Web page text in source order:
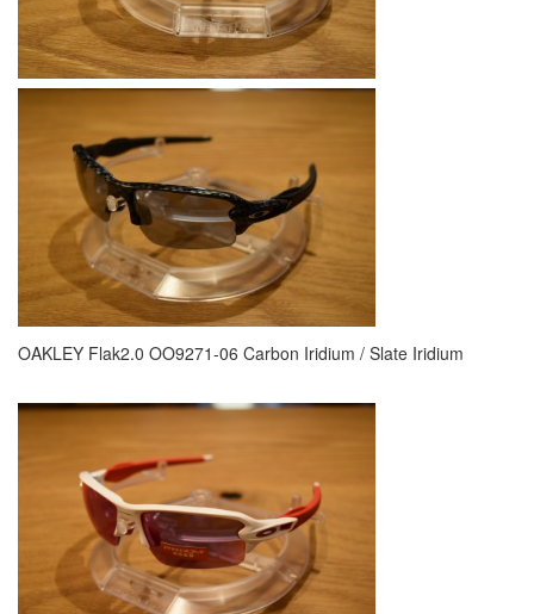
OAKLEY Flak2.0 OO9271-06 Carbon Iridium / Slate Iridium